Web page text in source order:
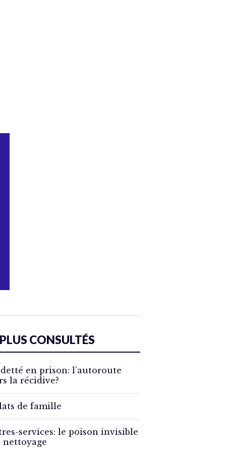
CONSULTÉS
en prison: l’autoroute
la récidive?
de famille
services: le poison invisible
nettoyage